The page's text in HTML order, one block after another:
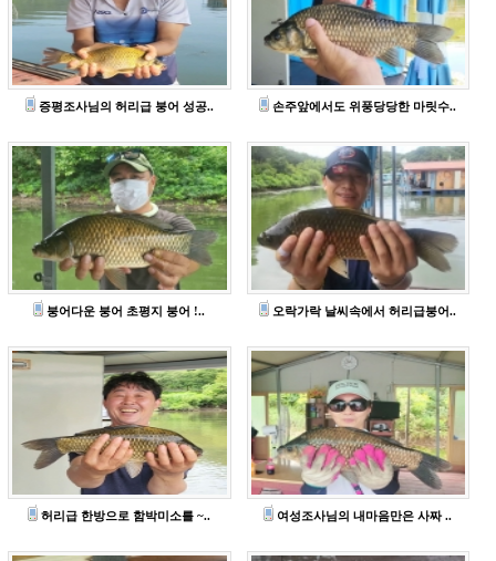
증평조사님의 허리급 붕어 성공.. 손주앞에서도 위풍당당한 마릿수..
붕어다운 붕어 초평지 붕어 !.. 오락가락 날씨속에서 허리급붕어..
허리급 한방으로 함박미소를 ~.. 여성조사님의 내마음만은 사짜 ..